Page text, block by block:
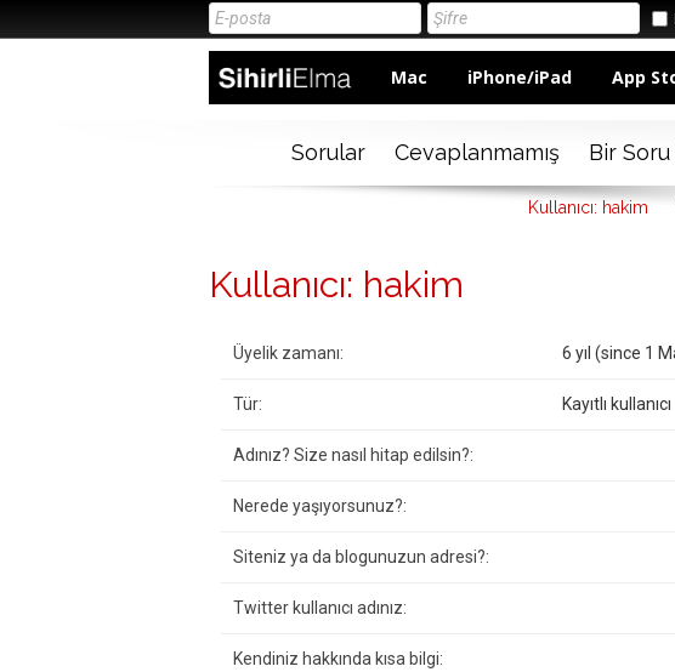
Mac iPhone/iPad App
Sorular Cevaplanmamış Bir
Kullanıcı: hakim
Kullanıcı: hakim
Üyelik zamanı: 6 yıl (since 1
Tür: Kayıtlı kullanıcı
Adınız? Size nasıl hitap edilsin?:
Nerede yaşıyorsunuz?:
Siteniz ya da blogunuzun adresi?:
Twitter kullanıcı adınız:
Kendiniz hakkında kısa bilgi: